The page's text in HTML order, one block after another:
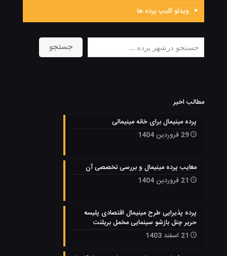
ویدئو کلیپ پرده ها
جستجو جستجو
مطالب اخیر
پرده مینیمال برای خانه مینیمالی
29 فروردین 1404
معایب پرده مینیمال و بررسی تخصصی آن
21 فروردین 1404
پرده پذیرایی طرح مینیمال اقتصادی پلیسه
حریر چنل بازشو سینمایی مخمل بریلنت
21 اسفند 1403